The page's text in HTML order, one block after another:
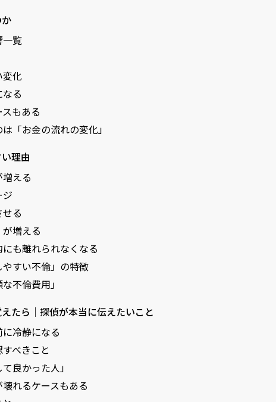
一覧
化
る
もある
「お金の流れの変化」
理由
える
る
が増える
も離れられなくなる
すい不倫」の特徴
不倫費用」
たら｜探偵が本当に伝えたいこと
に冷静になる
べきこと
良かった人」
れるケースもある